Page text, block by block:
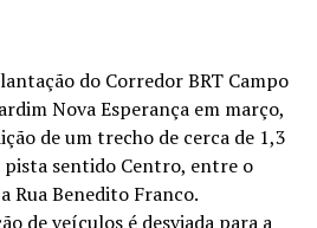
do Corredor BRT Campo
Nova Esperança em março,
de um trecho de cerca de 1,3
pista sentido Centro, entre o
Rua Benedito Franco.
de veículos é desviada para a